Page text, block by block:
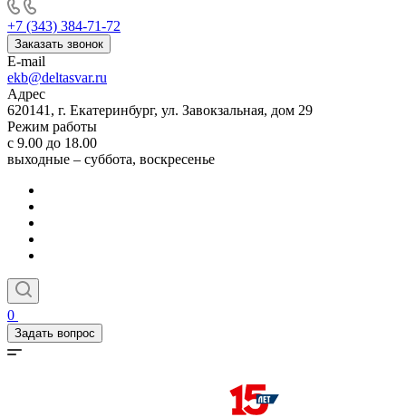
+7 (343) 384-71-72
Заказать звонок
E-mail
ekb@deltasvar.ru
Адрес
620141, г. Екатеринбург, ул. Завокзальная, дом 29
Режим работы
с 9.00 до 18.00
выходные – суббота, воскресенье
0
Задать вопрос